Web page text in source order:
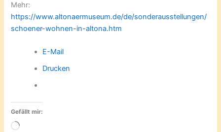
Mehr:
https://www.altonaermuseum.de/de/sonderausstellungen/
schoener-wohnen-in-altona.htm
E-Mail
Drucken
Gefällt mir:
Wird